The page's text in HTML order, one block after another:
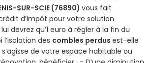
SUR-SCIE (76890) vous fait
d’impôt pour votre solution
devrez qu’1 euro à régler à la fin du
des combles perdus est-elle
s’agisse de votre espace habitable ou